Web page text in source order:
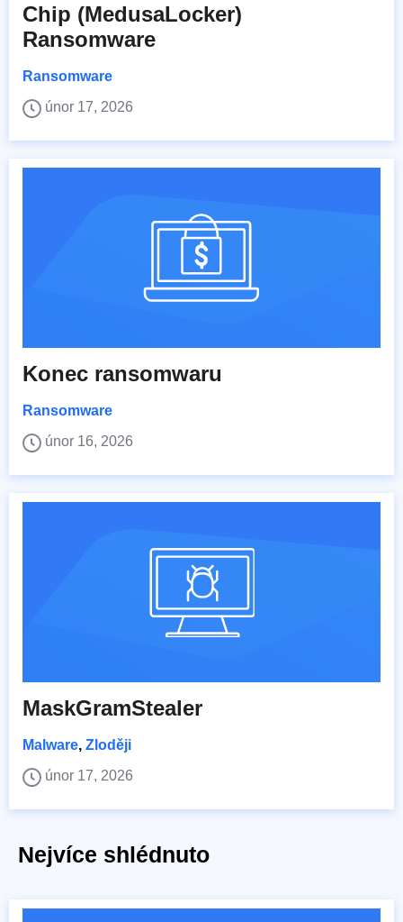
Chip (MedusaLocker)
Ransomware
Ransomware
únor 17, 2026
Konec ransomwaru
Ransomware
únor 16, 2026
MaskGramStealer
Malware, Zloději
únor 17, 2026
Nejvíce shlédnuto